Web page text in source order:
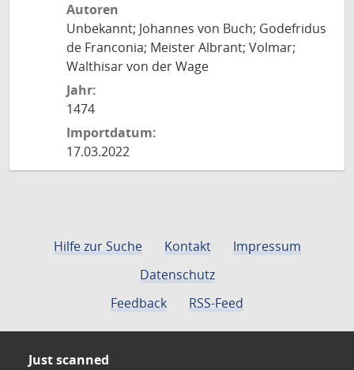
Autoren
Unbekannt; Johannes von Buch; Godefridus
de Franconia; Meister Albrant; Volmar;
Walthisar von der Wage
Jahr:
1474
Importdatum:
17.03.2022
Hilfe zur Suche Kontakt
Impressum
Datenschutz
Feedback
RSS-Feed
Just scanned